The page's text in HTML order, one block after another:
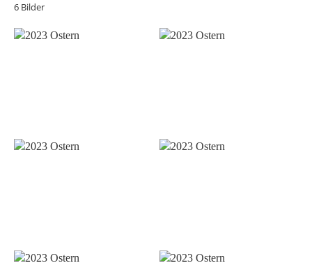
6 Bilder